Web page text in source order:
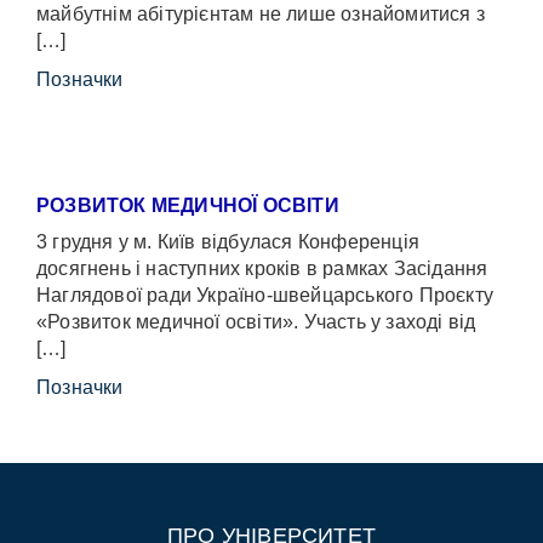
майбутнім абітурієнтам не лише ознайомитися з
[…]
Позначки
РОЗВИТОК МЕДИЧНОЇ ОСВІТИ
3 грудня у м. Київ відбулася Конференція
досягнень і наступних кроків в рамках Засідання
Наглядової ради Україно-швейцарського Проєкту
«Розвиток медичної освіти». Участь у заході від
[…]
Позначки
ПРО УНІВЕРСИТЕТ